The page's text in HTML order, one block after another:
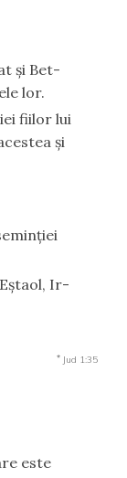
şi Bet-
lor.
fiilor lui
şi
Ir-
* Jud 1:35
este